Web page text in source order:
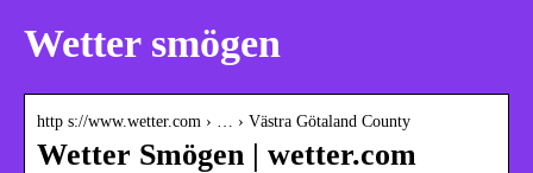
Wetter smögen
http s://www.wetter.com › … › Västra Götaland County
Wetter Smögen | wetter.com